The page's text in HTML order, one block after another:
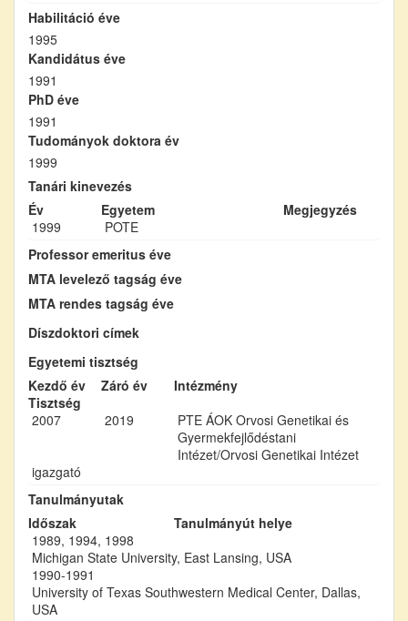
Habilitáció éve
1995
Kandidátus éve
1991
PhD éve
1991
Tudományok doktora év
1999
Tanári kinevezés
Év
Egyetem
Megjegyzés
1999
POTE
Professor emeritus éve
MTA levelező tagság éve
MTA rendes tagság éve
Díszdoktori címek
Egyetemi tisztség
Kezdő év
Záró év
Intézmény
Tisztség
2007
2019
PTE ÁOK Orvosi Genetikai és
Gyermekfejlődéstani
Intézet/Orvosi Genetikai Intézet
igazgató
Tanulmányutak
Időszak
Tanulmányút helye
1989, 1994, 1998
Michigan State University, East Lansing, USA
1990-1991
University of Texas Southwestern Medical Center, Dallas,
USA